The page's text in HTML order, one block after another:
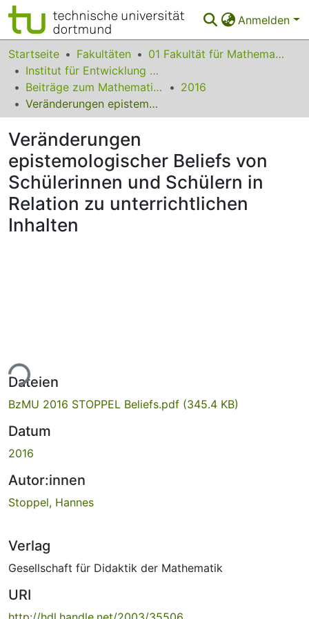
Anmelden
Bereiche & Sammlungen
Das gesamte Repositorium
Statistiken
FAQ
Leitlinien
Zurück zur Startseite
Startseite Fakultäten
01 Fakultät für Mathematik
Institut für Entwicklung und Erforschung des Mathematikunterrichts
Beiträge zum Mathematikunterricht
2016
Veränderungen epistemologischer Beliefs von Schülerinnen und Schülern in Relation zu unterrichtlichen Inhalten
Veränderungen
epistemologischer Beliefs von
Schülerinnen und Schülern in
Relation zu unterrichtlichen
Inhalten
Dateien
BzMU 2016 STOPPEL Beliefs.pdf (345.4 KB)
Datum
2016
Autor:innen
Stoppel, Hannes
Verlag
Gesellschaft für Didaktik der Mathematik
URI